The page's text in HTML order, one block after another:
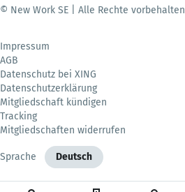
© New Work SE | Alle Rechte vorbehalten
Impressum
AGB
Datenschutz bei XING
Datenschutzerklärung
Mitgliedschaft kündigen
Tracking
Mitgliedschaften widerrufen
Sprache Deutsch